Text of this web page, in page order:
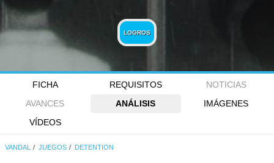
LOGROS
FICHA REQUISITOS
NOTICIAS
AVANCES
ANÁLISIS
IMÁGENES
VÍDEOS
VANDAL JUEGOS DETENTION